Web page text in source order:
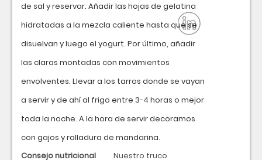
de sal y reservar. Añadir las hojas de gelatina
hidratadas a la mezcla caliente hasta que se
disuelvan y luego el yogurt. Por último, añadir
las claras montadas con movimientos
envolventes. Llevar a los tarros donde se vayan
a servir y de ahí al frigo entre 3-4 horas o mejor
toda la noche. A la hora de servir decoramos
con gajos y ralladura de mandarina.
Consejo nutricional
Nuestro truco